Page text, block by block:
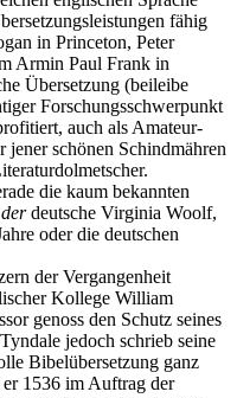
fähig
in Princeton, Peter
Armin Paul Frank in
Übersetzung (beileibe
Forschungsschwerpunkt
auch als Amateur-
jener schönen Schindmähren
die kaum bekannten
derdeutsche Virginia Woolf,
oder die deutschen
der Vergangenheit
Kollege William
genoss den Schutz seines
jedoch schrieb seine
Bibelübersetzung ganz
1536 im Auftrag der